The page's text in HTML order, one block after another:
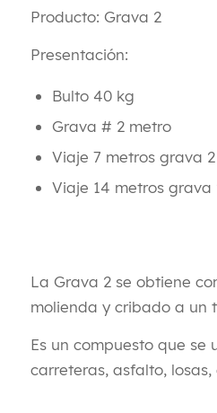
Producto: Grava 2
Presentación:
Bulto 40 kg
Grava # 2 metro
Viaje 7 metros grava 2
Viaje 14 metros grava
La Grava 2 se obtiene
molienda y cribado a un
Es un compuesto que se
carreteras, asfalto, losas,